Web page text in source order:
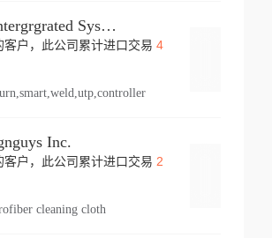
Duetto Intergrgrated Systems Inc.
客户，此公司累计进口交易 4
Inc.
客户，此公司累计进口交易 2
cleaning cloth